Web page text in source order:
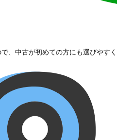
、中古が初めての方にも選びやす